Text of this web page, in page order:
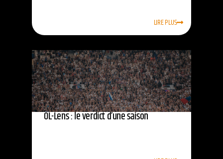
LIRE PLUS
OL-Lens : le verdict d’une saison